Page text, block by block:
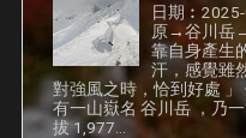
日期
原→谷川岳
靠自身產生
汗，感覺雖
對強風之時，恰到好處 」
有一山嶽名 谷川岳 ，乃
拔 1,977...